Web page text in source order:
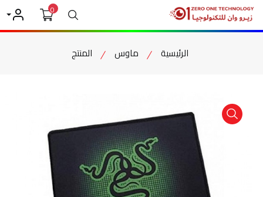
بحث0
حسابي
الرئيسية ماوس المنتج
item view